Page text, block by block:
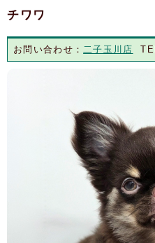
チワワ
お問い合わせ：二子玉川店